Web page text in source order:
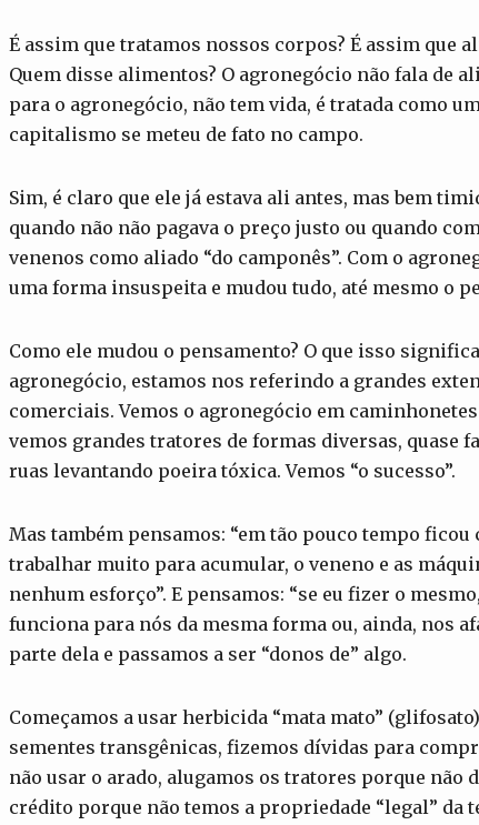
É assim que tratamos nossos corpos? É assim que
Quem disse alimentos? O agronegócio não fala de
para o agronegócio, não tem vida, é tratada como
capitalismo se meteu de fato no campo.
Sim, é claro que ele já estava ali antes, mas bem
quando não não pagava o preço justo ou quando
venenos como aliado “do camponês”. Com o
uma forma insuspeita e mudou tudo, até mesmo o
Como ele mudou o pensamento? O que isso
agronegócio, estamos nos referindo a grandes
comerciais. Vemos o agronegócio em
vemos grandes tratores de formas diversas, quase
ruas levantando poeira tóxica. Vemos “o sucesso”.
Mas também pensamos: “em tão pouco tempo ficou
trabalhar muito para acumular, o veneno e as
nenhum esforço”. E pensamos: “se eu fizer o
funciona para nós da mesma forma ou, ainda, nos
parte dela e passamos a ser “donos de” algo.
Começamos a usar herbicida “mata mato”
sementes transgênicas, fizemos dívidas para
não usar o arado, alugamos os tratores porque não
crédito porque não temos a propriedade “legal” da